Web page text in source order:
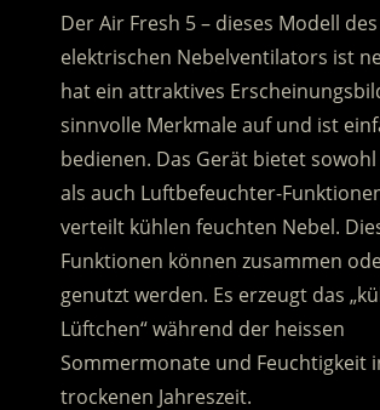
Der Air Fresh 5 – dieses Modell des
elektrischen Nebelventilators ist
hat ein attraktives
sinnvolle Merkmale auf und ist
bedienen. Das Gerät bietet
als auch Luftbefeuchter-
verteilt kühlen feuchten Nebel.
Funktionen können zusammen
genutzt werden. Es erzeugt das
Lüftchen“ während der heissen
Sommermonate und Feuchtigkeit
trockenen Jahreszeit.